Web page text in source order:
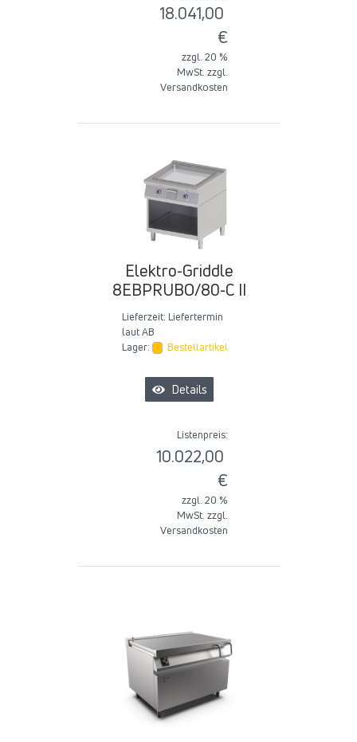
18.041,00
€
zzgl. 20 %
MwSt. zzgl.
Versandkosten
Elektro-Griddle
8EBPRUBO/80-C II
Lieferzeit: Liefertermin
laut AB
Lager:
Bestellartikel
Details
Listenpreis:
10.022,00
€
zzgl. 20 %
MwSt. zzgl.
Versandkosten